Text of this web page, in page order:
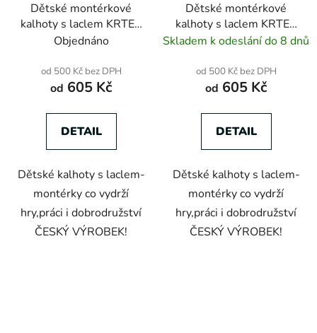
Dětské montérkové
kalhoty s laclem KRTEX
PROFIDUO maskáč-
Objednáno
od 500 Kč bez DPH
od 605 Kč
DETAIL
Dětské kalhoty s laclem-
montérky co vydrží
hry,práci i dobrodružství
ČESKÝ VÝROBEK!
Dětské montérkové
kalhoty s laclem KRTEX
PROFIDUO modro-
Skladem k odeslání do 8 dnů
od 500 Kč bez DPH
od 605 Kč
DETAIL
Dětské kalhoty s laclem-
montérky co vydrží
hry,práci i dobrodružství
ČESKÝ VÝROBEK!